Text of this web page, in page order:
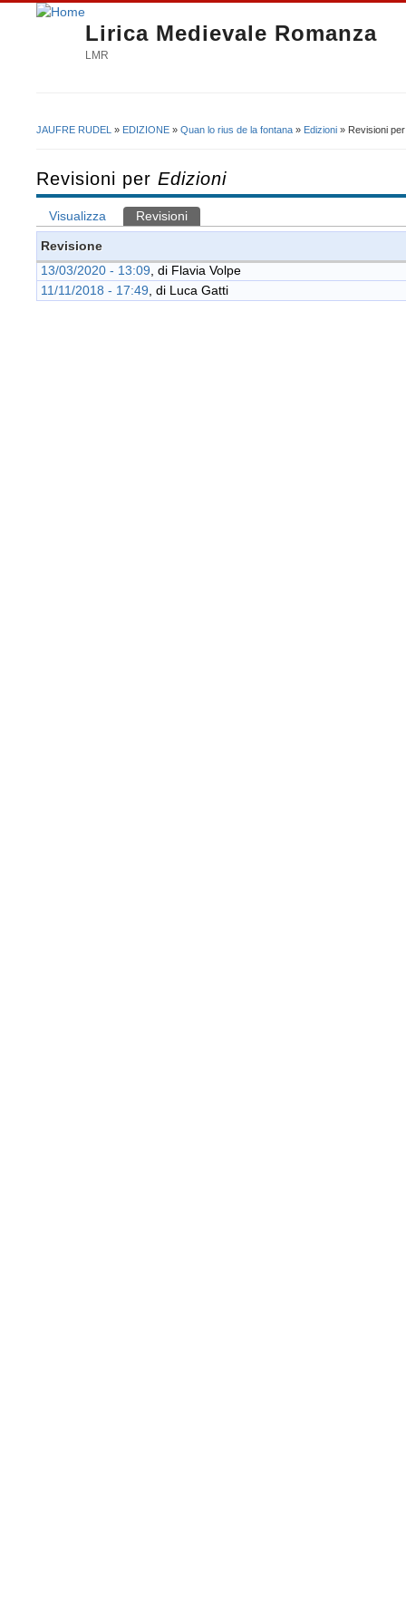
Lirica Medievale Romanza
LMR
JAUFRE RUDEL » EDIZIONE » Quan lo rius de la fontana » Edizioni » Revisioni
Revisioni per Edizioni
Schede primarie
Visualizza Revisioni
Revisione
13/03/2020 - 13:09 , di Flavia Volpe
11/11/2018 - 17:49 , di Luca Gatti